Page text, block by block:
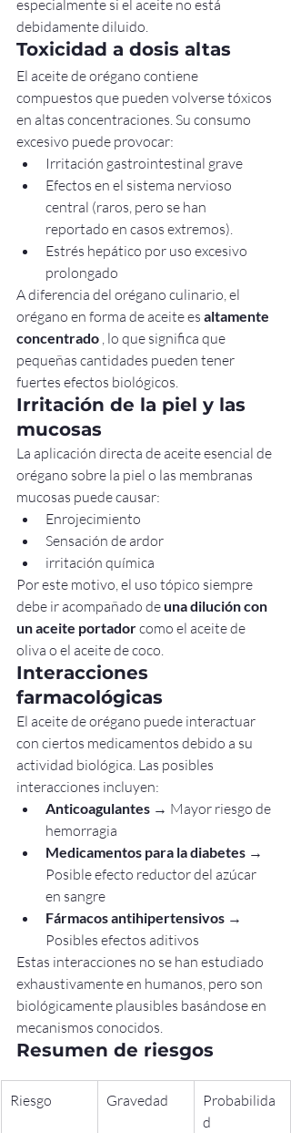
especialmente si el aceite no está
debidamente diluido.
Toxicidad a dosis altas
El aceite de orégano contiene
compuestos que pueden volverse tóxicos
en altas concentraciones. Su consumo
excesivo puede provocar:
Irritación gastrointestinal grave
Efectos en el sistema nervioso
central (raros, pero se han
reportado en casos extremos).
Estrés hepático por uso excesivo
prolongado
A diferencia del orégano culinario, el
orégano en forma de aceite es altamente
concentrado , lo que significa que
pequeñas cantidades pueden tener
fuertes efectos biológicos.
Irritación de la piel y las
mucosas
La aplicación directa de aceite esencial de
orégano sobre la piel o las membranas
mucosas puede causar:
Enrojecimiento
Sensación de ardor
irritación química
Por este motivo, el uso tópico siempre
debe ir acompañado de una dilución con
un aceite portador como el aceite de
oliva o el aceite de coco.
Interacciones
farmacológicas
El aceite de orégano puede interactuar
con ciertos medicamentos debido a su
actividad biológica. Las posibles
interacciones incluyen:
Anticoagulantes → Mayor riesgo de
hemorragia
Medicamentos para la diabetes →
Posible efecto reductor del azúcar
en sangre
Fármacos antihipertensivos →
Posibles efectos aditivos
Estas interacciones no se han estudiado
exhaustivamente en humanos, pero son
biológicamente plausibles basándose en
mecanismos conocidos.
Resumen de riesgos
Riesgo Gravedad
Probabilida
d